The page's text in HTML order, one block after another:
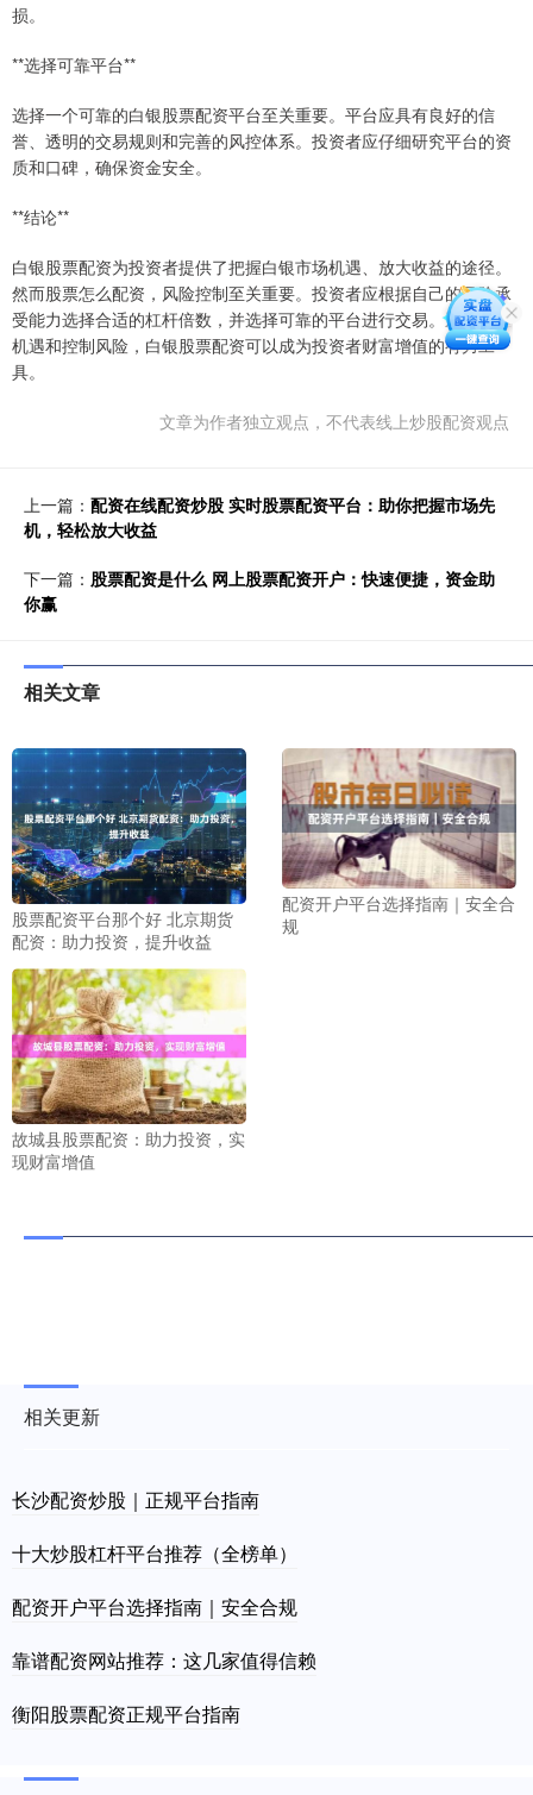
损。
**选择可靠平台**
选择一个可靠的白银股票配资平台至关重要。平台应具有良好的信
誉、透明的交易规则和完善的风控体系。投资者应仔细研究平台的资
质和口碑，确保资金安全。
**结论**
白银股票配资为投资者提供了把握白银市场机遇、放大收益的途径。
然而股票怎么配资，风险控制至关重要。投资者应根据自己的风险承
受能力选择合适的杠杆倍数，并选择可靠的平台进行交易。通过把握
机遇和控制风险，白银股票配资可以成为投资者财富增值的有力工
具。
文章为作者独立观点，不代表线上炒股配资观点
上一篇： 配资在线配资炒股 实时股票配资平台：助你把握市场先
机，轻松放大收益
下一篇： 股票配资是什么 网上股票配资开户：快速便捷，资金助
你赢
相关文章
股票配资平台那个好 北京期货
配资：助力投资，提升收益
配资开户平台选择指南｜安全合
规
故城县股票配资：助力投资，实
现财富增值
相关更新
长沙配资炒股｜正规平台指南
十大炒股杠杆平台推荐（全榜单）
配资开户平台选择指南｜安全合规
靠谱配资网站推荐：这几家值得信赖
衡阳股票配资正规平台指南